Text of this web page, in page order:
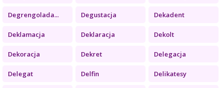
Degrengolada... Degustacja Dekadent
Deklamacja Deklaracja Dekolt
Dekoracja Dekret Delegacja
Delegat Delfin Delikatesy